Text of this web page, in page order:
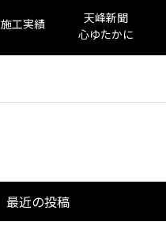
施工実績
天峰新聞
心ゆたかに
最近の投稿